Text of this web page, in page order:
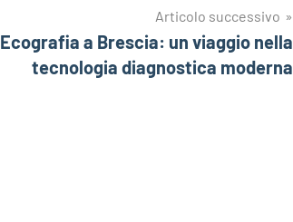
Articolo successivo
Ecografia a Brescia: un viaggio nella
tecnologia diagnostica moderna